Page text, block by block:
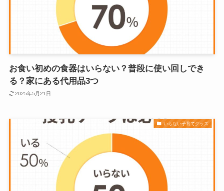
お食い初めの食器はいらない？普段に使い回しでき
る？家にある代用品3つ
2025年5月21日
いらない子育てグッズ